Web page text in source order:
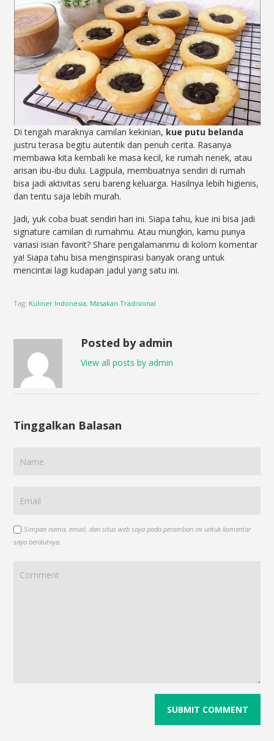
Di tengah maraknya camilan kekinian, kue putu belanda
justru terasa begitu autentik dan penuh cerita. Rasanya
membawa kita kembali ke masa kecil, ke rumah nenek, atau
arisan ibu-ibu dulu. Lagipula, membuatnya sendiri di rumah
bisa jadi aktivitas seru bareng keluarga. Hasilnya lebih higienis,
dan tentu saja lebih murah.
Jadi, yuk coba buat sendiri hari ini. Siapa tahu, kue ini bisa jadi
signature camilan di rumahmu. Atau mungkin, kamu punya
variasi isian favorit? Share pengalamanmu di kolom komentar
ya! Siapa tahu bisa menginspirasi banyak orang untuk
mencintai lagi kudapan jadul yang satu ini.
Tag: Kuliner Indonesia, Masakan Tradisional
Posted by admin
View all posts by admin
Tinggalkan Balasan
Simpan nama, email, dan situs web saya pada peramban ini untuk komentar
saya berikutnya.